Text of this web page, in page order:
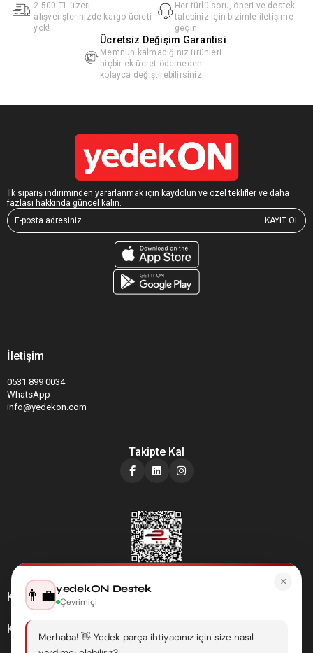
2.500 TL üzeri
alışverişlerinizde kargo ücreti
yok!
Her türlü soru, öneri ve destek
talebiniz için bizimle iletişime
geçin.
Ücretsiz Değişim Garantisi
Memnun kalmadığınız ürünleri
hiçbir ek ücret ödemeden
kolayca değiştirebilirsiniz.
İlk sipariş indiriminden yararlanmak için kaydolun ve özel teklifler ve daha
fazlası hakkında güncel kalın.
KAYIT OL
İletişim
0531 899 0034
WhatsApp
info@yedekon.com
Takipte Kal
Kategoriler
Kurumsal
×
👨‍💼yedekON Destek
Çevrimiçi
Merhaba! 👋 Yedek parça ihtiyacınız için size nasıl